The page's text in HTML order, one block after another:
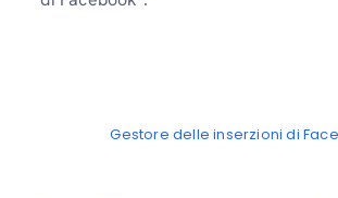
Gestore delle inserzioni di